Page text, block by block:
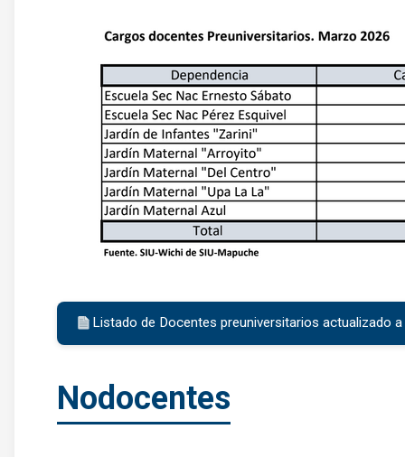
Listado de Docentes preuniversitarios actualizado
Nodocentes